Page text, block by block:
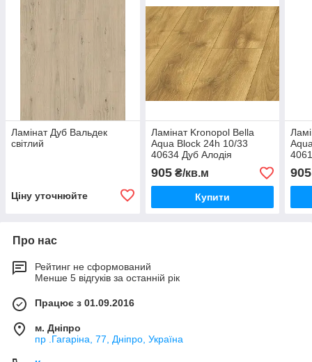
Ламінат Дуб Вальдек
світлий
Ціну уточнюйте
Ламінат Kronopol Bella
Aqua Block 24h 10/33
40634 Дуб Алодія
905₴/кв.м
Купити
905
Про нас
Рейтинг не сформований
Менше 5 відгуків за останній рік
Працює з 01.09.2016
м. Дніпро
пр .Гагаріна, 77, Дніпро, Україна